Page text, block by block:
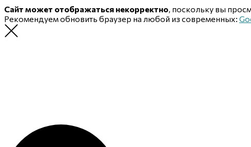
Сайт может отображаться некорректно, поскольку вы
Рекомендуем обновить браузер на любой из современных: